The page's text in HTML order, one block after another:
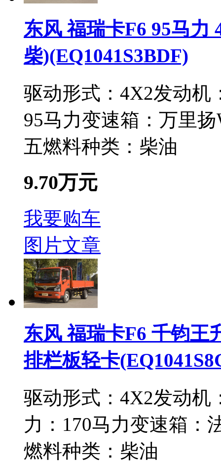
东风 福瑞卡F6 95马力
柴)(EQ1041S3BDF)
驱动形式： 4X2发动机
95马力变速箱： 万里扬
五燃料种类： 柴油
9.70万元
我要购车
图片文章
东风 福瑞卡F6 千钧王
排栏板轻卡
驱动形式： 4X2发动机
力： 170马力变速箱：
燃料种类： 柴油